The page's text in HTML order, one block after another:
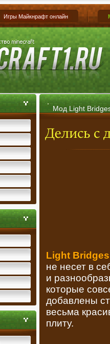
Игры Майкнрафт онлайн
Мод Light
Light
не несет в
и
которые
добавлены
весьма
плиту.